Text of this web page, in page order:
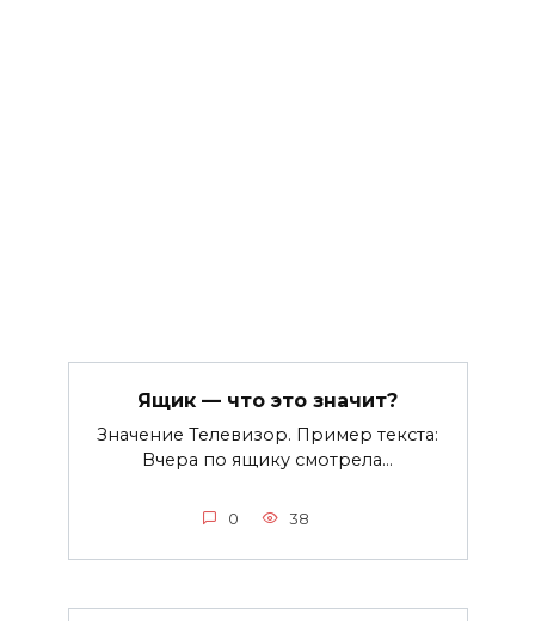
Ящик — что это значит?
Значение Телевизор. Пример текста:
Вчера по ящику смотрела…
0 38